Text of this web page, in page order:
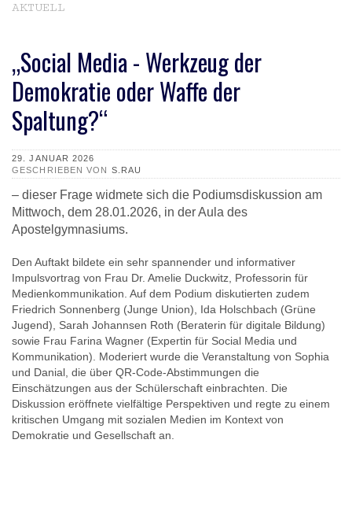
AKTUELL
„Social Media - Werkzeug der
Demokratie oder Waffe der
Spaltung?“
DETAILS
29. JANUAR 2026
GESCHRIEBEN VON S.RAU
– dieser Frage widmete sich die Podiumsdiskussion am
Mittwoch, dem 28.01.2026, in der Aula des
Apostelgymnasiums.
Den Auftakt bildete ein sehr spannender und informativer
Impulsvortrag von Frau Dr. Amelie Duckwitz, Professorin für
Medienkommunikation. Auf dem Podium diskutierten zudem
Friedrich Sonnenberg (Junge Union), Ida Holschbach (Grüne
Jugend), Sarah Johannsen Roth (Beraterin für digitale Bildung)
sowie Frau Farina Wagner (Expertin für Social Media und
Kommunikation). Moderiert wurde die Veranstaltung von Sophia
und Danial, die über QR-Code-Abstimmungen die
Einschätzungen aus der Schülerschaft einbrachten. Die
Diskussion eröffnete vielfältige Perspektiven und regte zu einem
kritischen Umgang mit sozialen Medien im Kontext von
Demokratie und Gesellschaft an.